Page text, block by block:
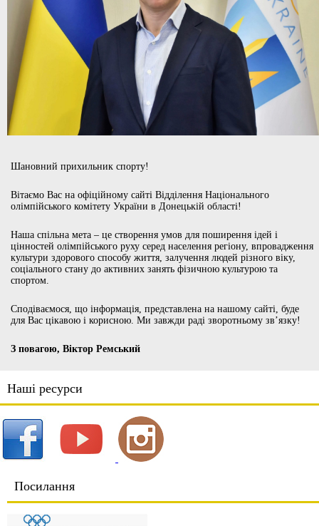
Шановний прихильник спорту!
Вітаємо Вас на офіційному сайті Відділення Національного
олімпійського комітету України в Донецькій області!
Наша спільна мета – це створення умов для поширення ідей і
цінностей олімпійського руху серед населення регіону, впровадження
культури здорового способу життя, залучення людей різного віку,
соціального стану до активних занять фізичною культурою та
спортом.
Сподіваємося, що інформація, представлена на нашому сайті, буде
для Вас цікавою і корисною. Ми завжди раді зворотньому зв’язку!
З повагою, Віктор Ремський
Наші ресурси
Посилання